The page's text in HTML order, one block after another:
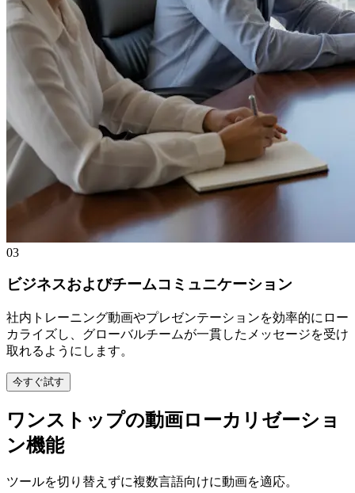
03
ビジネスおよびチームコミュニケーション
社内トレーニング動画やプレゼンテーションを効率的にロー
カライズし、グローバルチームが一貫したメッセージを受け
取れるようにします。
今すぐ試す
ワンストップの動画ローカリゼーショ
ン機能
ツールを切り替えずに複数言語向けに動画を適応。